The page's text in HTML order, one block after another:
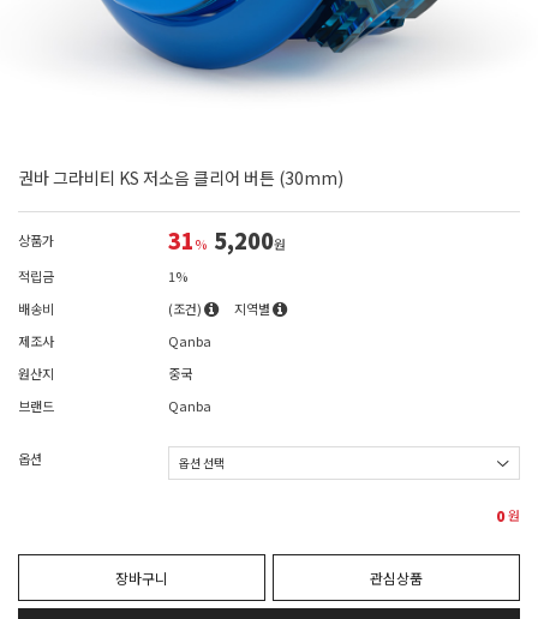
권바 그라비티 KS 저소음 클리어 버튼 (30mm)
상품가 31% 5,200원
적립금
1%
배송비
(조건)
지역별
제조사
Qanba
원산지
중국
브랜드
Qanba
옵션
0원
장바구니 관심상품